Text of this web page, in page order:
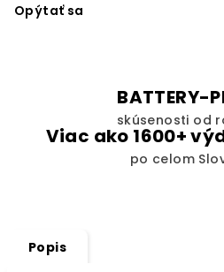
Opýtať sa
BATTERY-
skúsenosti od
Viac ako 1600+
po celom
Popis